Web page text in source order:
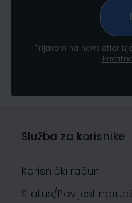
Prijavom na newsletter
Služba za korisnike
Korisnički račun
Status/Povijest